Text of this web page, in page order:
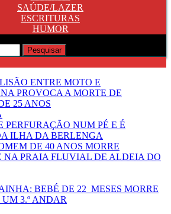
SAÚDE/LAZER
ESCRITURAS
HUMOR
ENTRE MOTO E
PROVOCA A MORTE DE
25 ANOS
PERFURAÇÃO NUM PÉ E É
ILHA DA BERLENGA
DE 40 ANOS MORRE
NA PRAIA FLUVIAL DE ALDEIA DO
BEBÉ DE 22 MESES MORRE
3.º ANDAR